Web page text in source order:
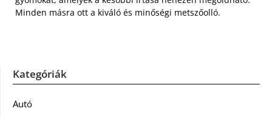
Minden másra ott a kiváló és minőségi metszőolló.
Kategóriák
Autó